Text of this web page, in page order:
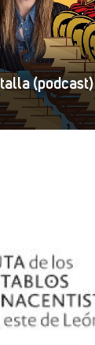
(podcast)